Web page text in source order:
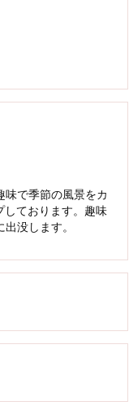
で季節の風景をカ
しております。趣味
没します。